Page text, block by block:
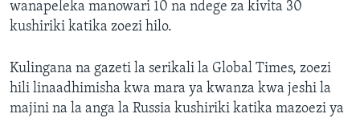
wanapeleka manowari 10 na ndege za kivita 30
kushiriki katika zoezi hilo.
Kulingana na gazeti la serikali la Global Times, zoezi
hili linaadhimisha kwa mara ya kwanza kwa jeshi la
majini na la anga la Russia kushiriki katika mazoezi ya